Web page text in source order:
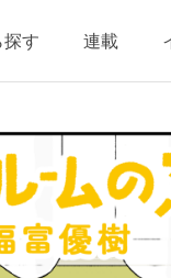
す 連載